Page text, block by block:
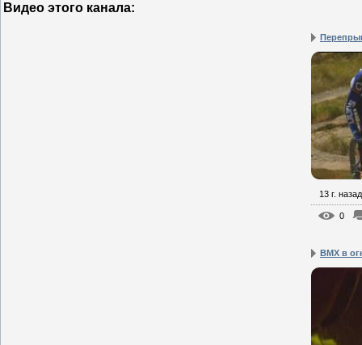
Видео этого канала:
13 г. назад
0
BMX в